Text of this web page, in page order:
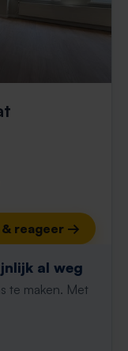
& reageer →
al weg
te maken. Met